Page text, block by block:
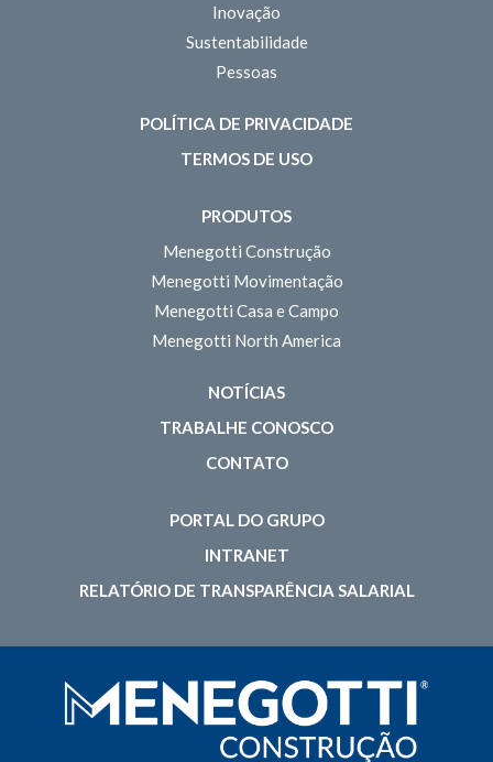
Inovação
Sustentabilidade
Pessoas
POLÍTICA DE PRIVACIDADE
TERMOS DE USO
PRODUTOS
Menegotti Construção
Menegotti Movimentação
Menegotti Casa e Campo
Menegotti North America
NOTÍCIAS
TRABALHE CONOSCO
CONTATO
PORTAL DO GRUPO
INTRANET
RELATÓRIO DE TRANSPARÊNCIA SALARIAL